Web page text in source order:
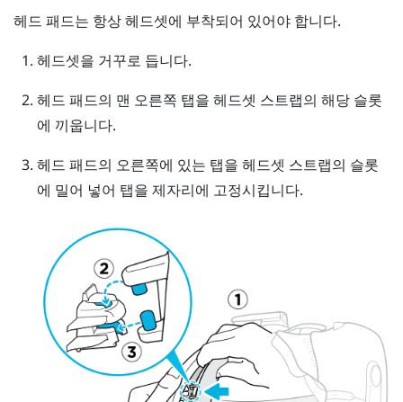
헤드 패드는 항상 헤드셋에 부착되어 있어야 합니다.
헤드셋을 거꾸로 듭니다.
헤드 패드의 맨 오른쪽 탭을 헤드셋 스트랩의 해당 슬롯
에 끼웁니다.
헤드 패드의 오른쪽에 있는 탭을 헤드셋 스트랩의 슬롯
에 밀어 넣어 탭을 제자리에 고정시킵니다.